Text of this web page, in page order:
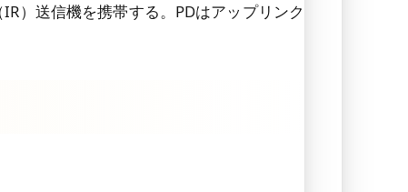
）送信機を携帯する。PDはアップリンク